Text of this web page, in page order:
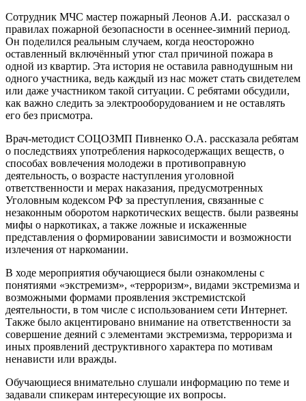
Сотрудник МЧС мастер пожарный Леонов А.И. рассказал о
правилах пожарной безопасности в осеннее-зимний период.
Он поделился реальным случаем, когда неосторожно
оставленный включённый утюг стал причиной пожара в
одной из квартир. Эта история не оставила равнодушным ни
одного участника, ведь каждый из нас может стать свидетелем
или даже участником такой ситуации. С ребятами обсудили,
как важно следить за электрооборудованием и не оставлять
его без присмотра.
Врач-методист СОЦОЗМП Пивненко О.А. рассказала ребятам
о последствиях употребления наркосодержащих веществ, о
способах вовлечения молодежи в противоправную
деятельность, о возрасте наступления уголовной
ответственности и мерах наказания, предусмотренных
Уголовным кодексом РФ за преступления, связанные с
незаконным оборотом наркотических веществ. были развеяны
мифы о наркотиках, а также ложные и искаженные
представления о формировании зависимости и возможности
излечения от наркомании.
В ходе мероприятия обучающиеся были ознакомлены с
понятиями «экстремизм», «терроризм», видами экстремизма и
возможными формами проявления экстремистской
деятельности, в том числе с использованием сети Интернет.
Также было акцентировано внимание на ответственности за
совершение деяний с элементами экстремизма, терроризма и
иных проявлений деструктивного характера по мотивам
ненависти или вражды.
Обучающиеся внимательно слушали информацию по теме и
задавали спикерам интересующие их вопросы.